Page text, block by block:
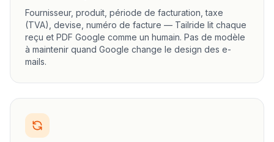
Fournisseur, produit, période de facturation, taxe
(TVA), devise, numéro de facture — Tailride lit chaque
reçu et PDF Google comme un humain. Pas de modèle
à maintenir quand Google change le design des e-
mails.